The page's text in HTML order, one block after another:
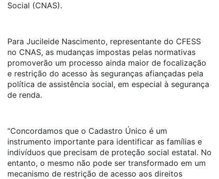
Social (CNAS).
Para Jucileide Nascimento, representante do CFESS
no CNAS, as mudanças impostas pelas normativas
promoverão um processo ainda maior de focalização
e restrição do acesso às seguranças afiançadas pela
política de assistência social, em especial à segurança
de renda.
“Concordamos que o Cadastro Único é um
instrumento importante para identificar as famílias e
indivíduos que precisam de proteção social estatal. No
entanto, o mesmo não pode ser transformado em um
mecanismo de restrição de acesso aos direitos